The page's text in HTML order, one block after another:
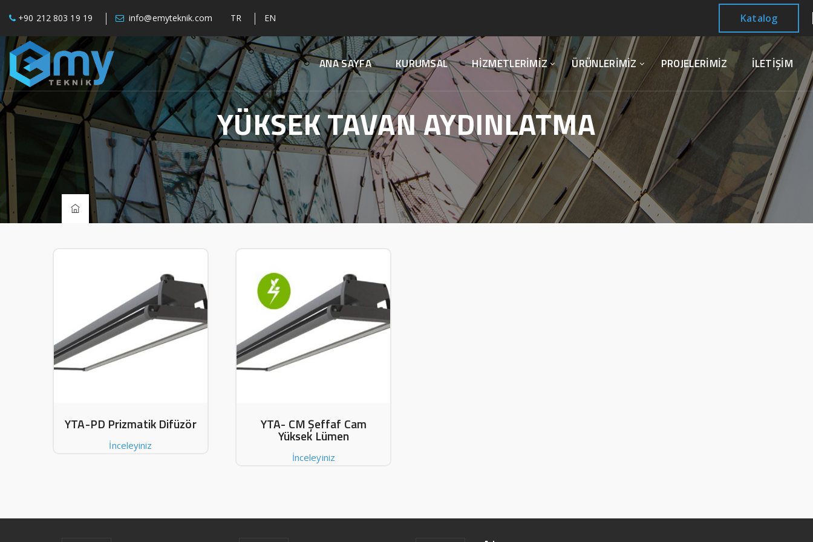
+90 212 803 19 19 info@emyteknik.com TR EN Katalog
ANA SAYFA KURUMSAL HİZMETLERİMİZ ÜRÜNLERİMİZ PROJELERİMİZ İLETİŞİM
YÜKSEK TAVAN AYDINLATMA
YTA-PD Prizmatik Difüzör
İnceleyiniz
YTA- CM Şeffaf Cam
Yüksek Lümen
İnceleyiniz